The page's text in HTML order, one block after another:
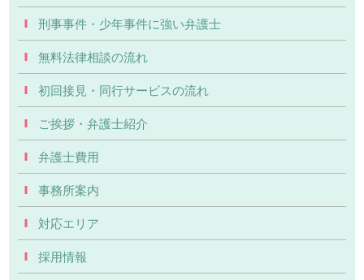
刑事事件・少年事件に強い弁護士
無料法律相談の流れ
初回接見・同行サービスの流れ
ご挨拶・弁護士紹介
弁護士費用
事務所案内
対応エリア
採用情報